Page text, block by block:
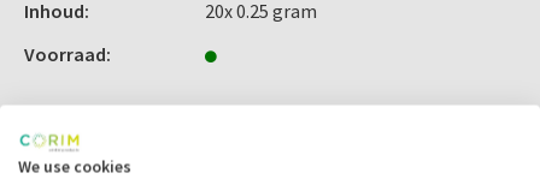
(hoge slijtvastheid), maar beschadigt de antagonist niet
duurzaamheid) en grote uithardingsdiepte
•ruime, eenvoudige, nauwkeurige kleurselectie voor
Inhoud:
20x 0.25 gram
Voorraad:
Omschrijving
We use cookies